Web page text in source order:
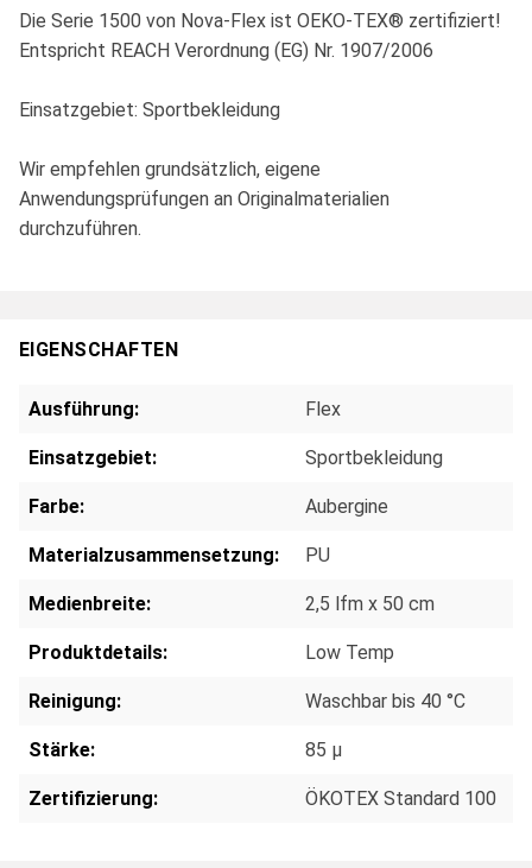
Die Serie 1500 von Nova-Flex ist OEKO-TEX® zertifiziert!
Entspricht REACH Verordnung (EG) Nr. 1907/2006
Einsatzgebiet: Sportbekleidung
Wir empfehlen grundsätzlich, eigene
Anwendungsprüfungen an Originalmaterialien
durchzuführen.
EIGENSCHAFTEN
Ausführung: Flex
Einsatzgebiet: Sportbekleidung
Farbe: Aubergine
Materialzusammensetzung: PU
Medienbreite: 2,5 lfm x 50 cm
Produktdetails: Low Temp
Reinigung: Waschbar bis 40 °C
Stärke: 85 µ
Zertifizierung: ÖKOTEX Standard 100